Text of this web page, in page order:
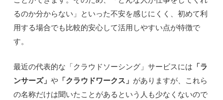
るのか分からない」といった不安を感じにくく、初めて利
用する場合でも比較的安心して活用しやすい点が特徴で
す。
最近の代表的な「クラウドソーシング」サービスには 「ラ
ンサーズ」や 「クラウドワークス」 がありますが、これら
の名称だけは聞いたことがあるという人も少なくないので